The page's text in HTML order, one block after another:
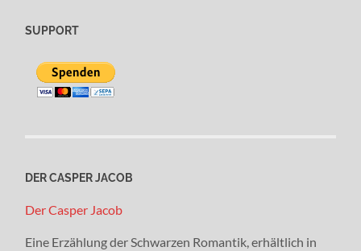
SUPPORT
DER CASPER JACOB
Der Casper Jacob
Eine Erzählung der Schwarzen Romantik, erhältlich in